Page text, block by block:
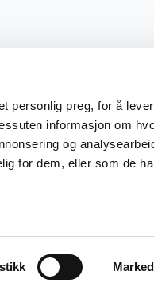
personlig preg, for å
informasjon om
og
for dem, eller som de